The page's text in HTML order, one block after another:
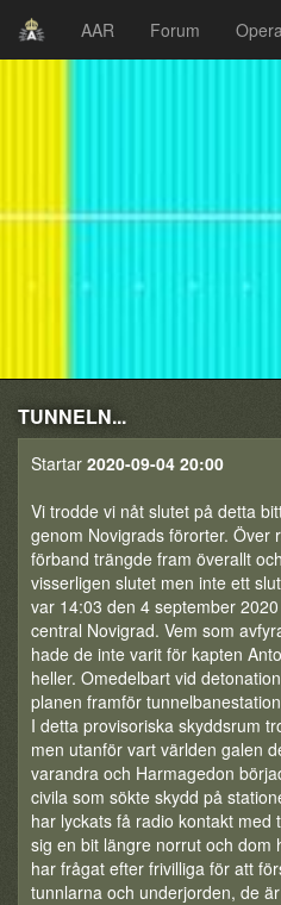
AAR Forum
TUNNELN...
Startar 2020-09-04 20:00
Vi trodde vi nåt slutet på detta
genom Novigrads förorter.
förband trängde fram överallt
visserligen slutet men inte ett
var 14:03 den 4 september
central Novigrad. Vem som
hade de inte varit för kapten
heller. Omedelbart vid
planen framför
I detta provisoriska skyddsrum
men utanför vart världen galen
varandra och Harmagedon
civila som sökte skydd på
har lyckats få radio kontakt
sig en bit längre norrut och dom
har frågat efter frivilliga för att
tunnlarna och underjorden, de